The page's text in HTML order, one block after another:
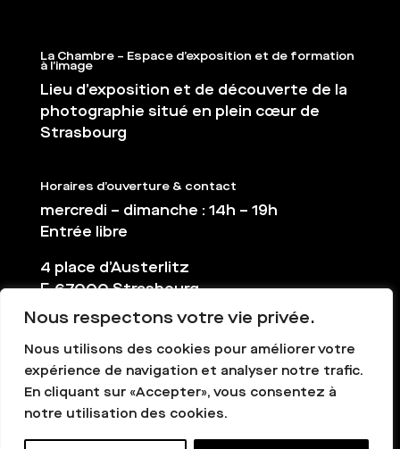
Nous respectons votre vie privée.
Nous utilisons des cookies pour améliorer votre
expérience de navigation et analyser notre trafic.
En cliquant sur «Accepter», vous consentez à
notre utilisation des cookies.
La Chambre – Espace d’exposition et de formation
à l’image
Lieu d’exposition et de découverte de la
photographie situé en plein cœur de
Strasbourg
Horaires d’ouverture & contact
mercredi – dimanche : 14h – 19h
Entrée libre
4 place d’Austerlitz
F-67000 Strasbourg
03 88 36 65 38
contact@la-chambre.org